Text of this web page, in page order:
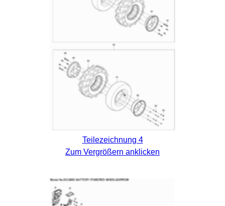
Teilezeichnung 4
Zum Vergrößern anklicken